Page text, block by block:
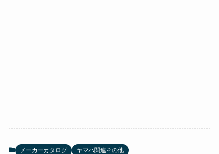
メーカーカタログ ヤマハ関連その他